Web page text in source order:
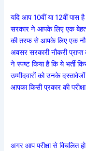
यदि आप 10वीं या 12वीं पास
सरकार ने आपके लिए एक
की तरफ से आपके लिए एक
अवसर सरकारी नौकरी
ने स्पष्ट किया है कि ये भर्ती
उम्मीदवारों को उनके
आपका किसी प्रकार की परीक्षा
अगर आप परीक्षा से विचलित